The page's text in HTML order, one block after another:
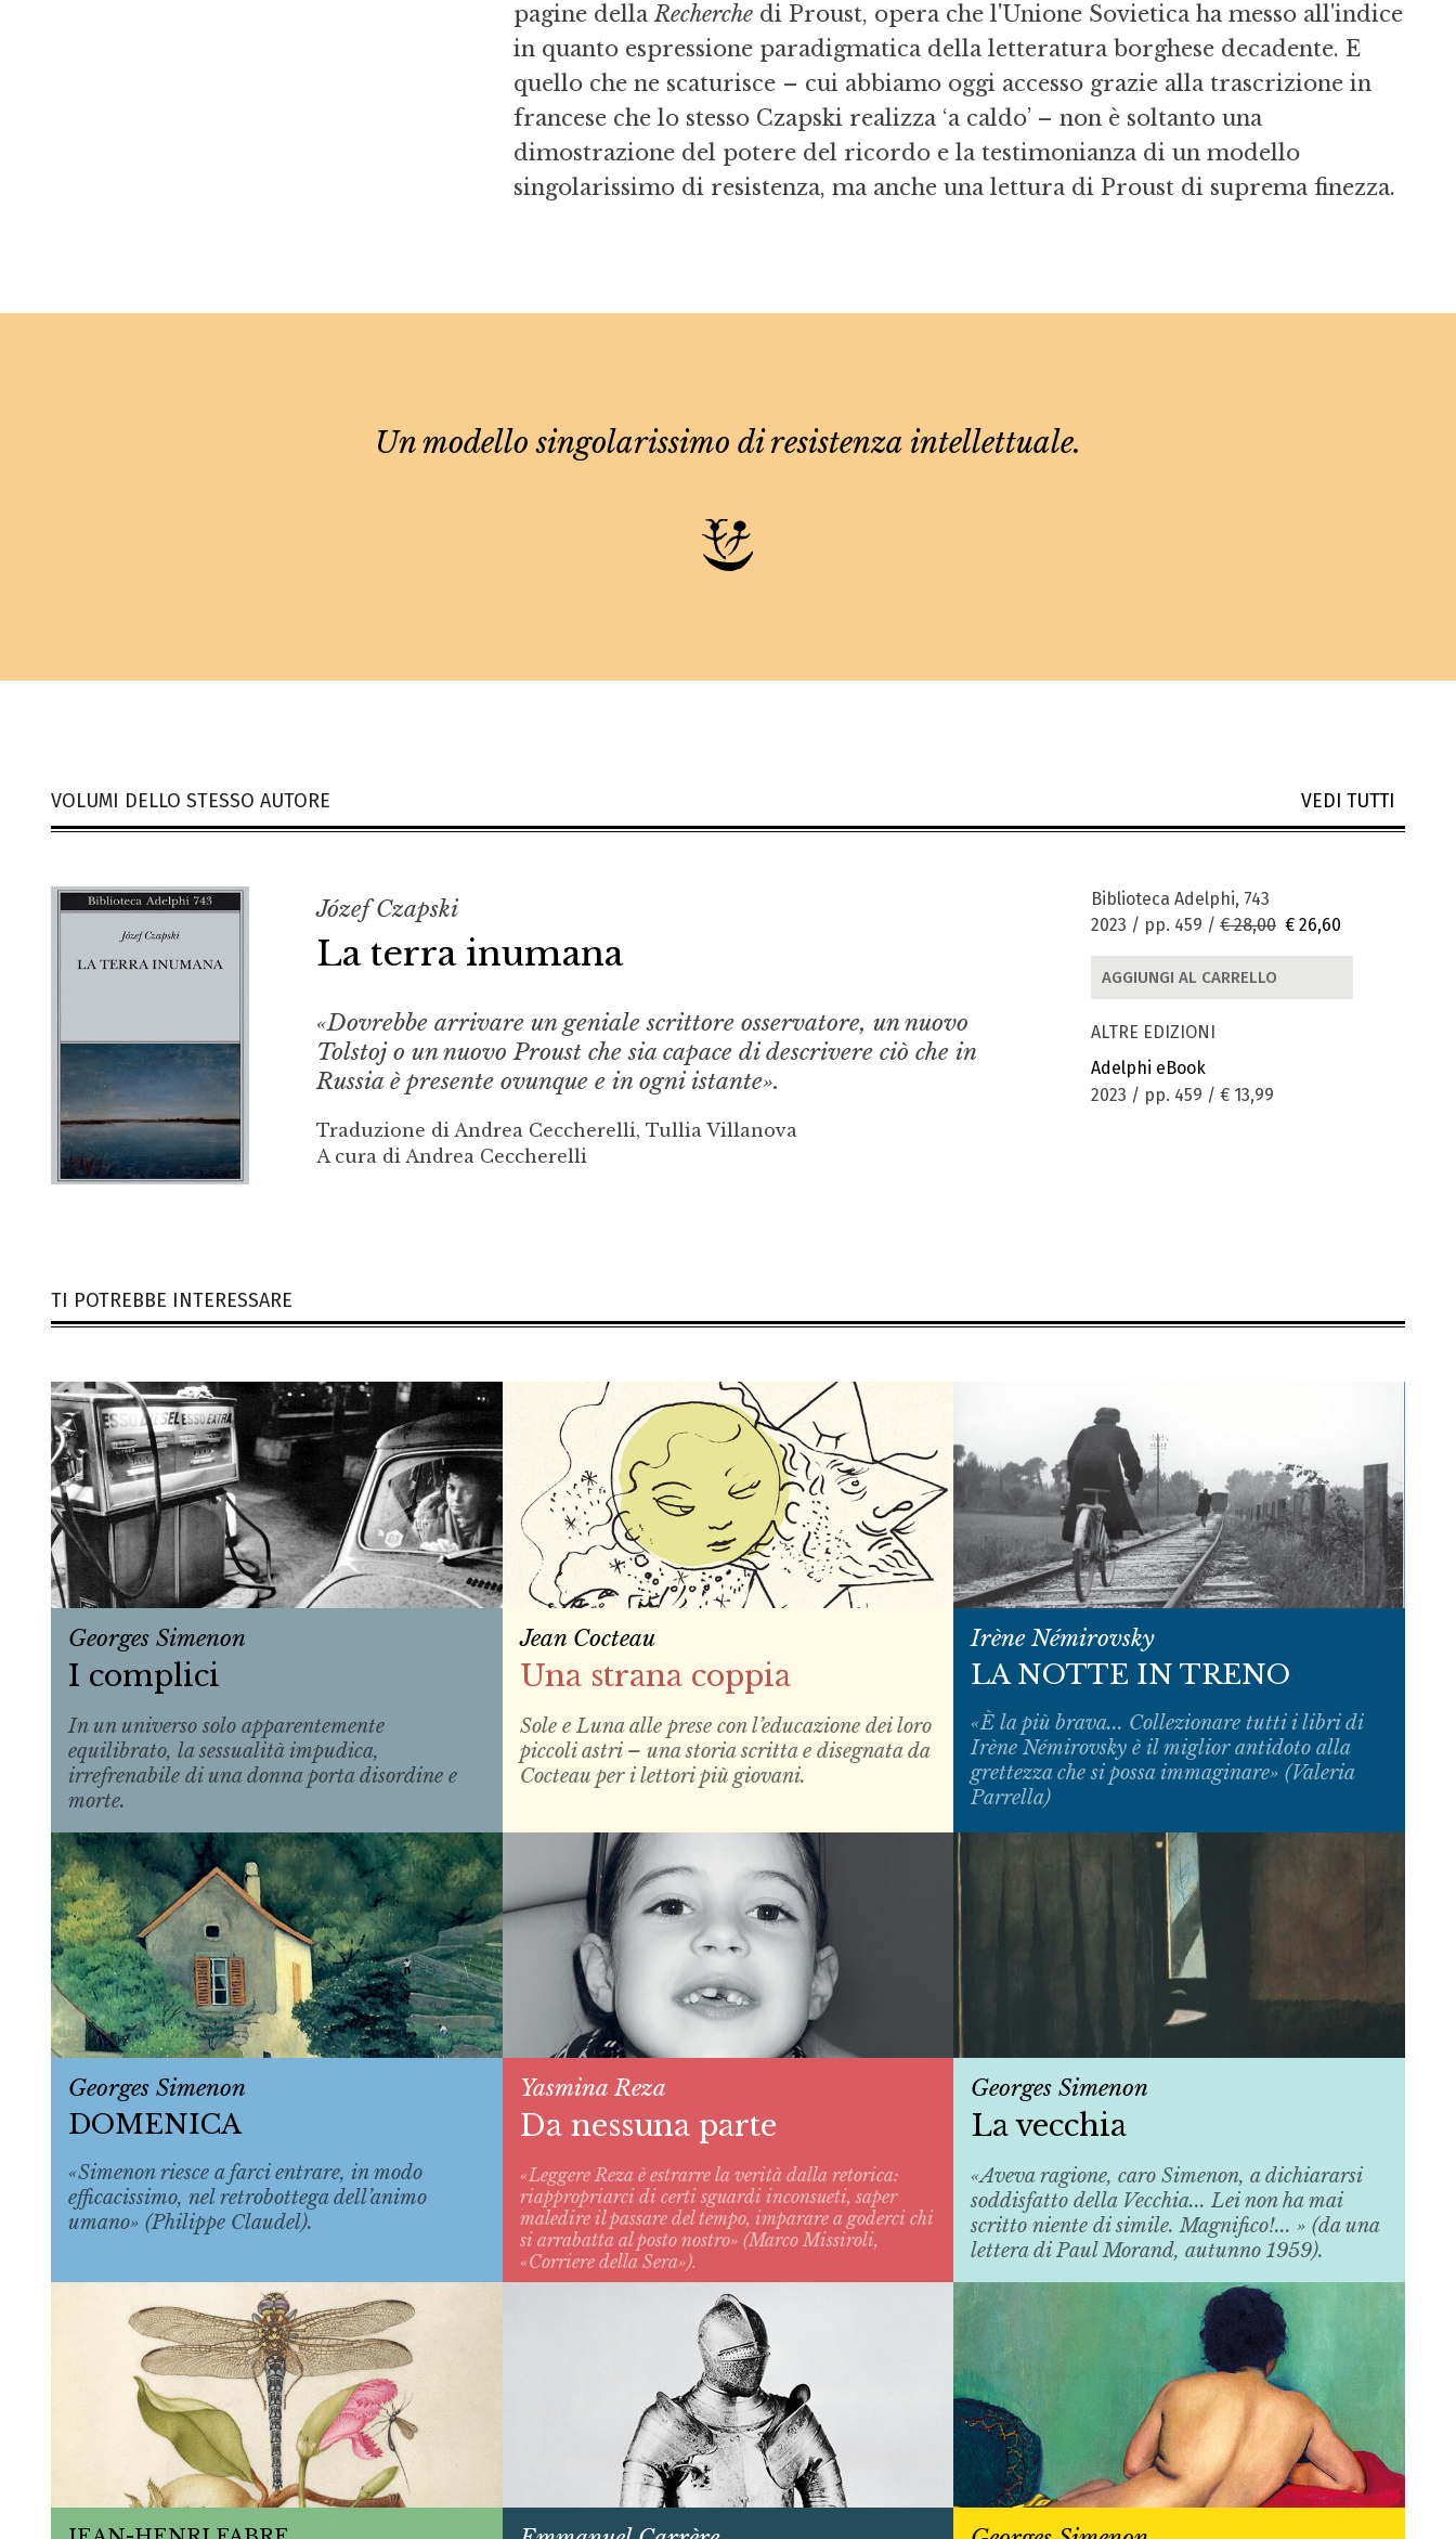
pagine dellaRecherchedi Proust, opera che l'Unione Sovietica ha messo all'indice
in quanto espressione paradigmatica della letteratura borghese decadente. E
quello che ne scaturisce – cui abbiamo oggi accesso grazie alla trascrizione in
francese che lo stesso Czapski realizza ‘a caldo’ – non è soltanto una
dimostrazione del potere del ricordo e la testimonianza di un modello
singolarissimo di resistenza, ma anche una lettura di Proust di suprema finezza.
Un modello singolarissimo di resistenza intellettuale.
VOLUMI DELLO STESSO AUTORE VEDI TUTTI
Józef Czapski
La terra inumana
«Dovrebbe arrivare un geniale scrittore osservatore, un nuovo
Tolstoj o un nuovo Proust che sia capace di descrivere ciò che in
Russia è presente ovunque e in ogni istante».
Traduzione di Andrea Ceccherelli, Tullia Villanova
A cura di Andrea Ceccherelli
Biblioteca Adelphi, 743
2023 / pp. 459 / € 28,00 € 26,60
AGGIUNGI AL CARRELLO
ALTRE EDIZIONI
Adelphi eBook
2023 / pp. 459 / € 13,99
TI POTREBBE INTERESSARE
Georges Simenon
I complici
In un universo solo apparentemente
equilibrato, la sessualità impudica,
irrefrenabile di una donna porta disordine e
morte.
Jean Cocteau
Una strana coppia
Sole e Luna alle prese con l’educazione dei loro
piccoli astri – una storia scritta e disegnata da
Cocteau per i lettori più giovani.
Irène Némirovsky
LA NOTTE IN TRENO
«È la più brava... Collezionare tutti i libri di
Irène Némirovsky è il miglior antidoto alla
grettezza che si possa immaginare» (Valeria
Parrella)
Georges Simenon
DOMENICA
«Simenon riesce a farci entrare, in modo
efficacissimo, nel retrobottega dell’animo
umano» (Philippe Claudel).
Yasmina Reza
Da nessuna parte
«Leggere Reza è estrarre la verità dalla retorica:
riappropriarci di certi sguardi inconsueti, saper
maledire il passare del tempo, imparare a goderci chi
si arrabatta al posto nostro» (Marco Missiroli,
«Corriere della Sera»).
Georges Simenon
La vecchia
«Aveva ragione, caro Simenon, a dichiararsi
soddisfatto della Vecchia... Lei non ha mai
scritto niente di simile. Magnifico!... » (da una
lettera di Paul Morand, autunno 1959).